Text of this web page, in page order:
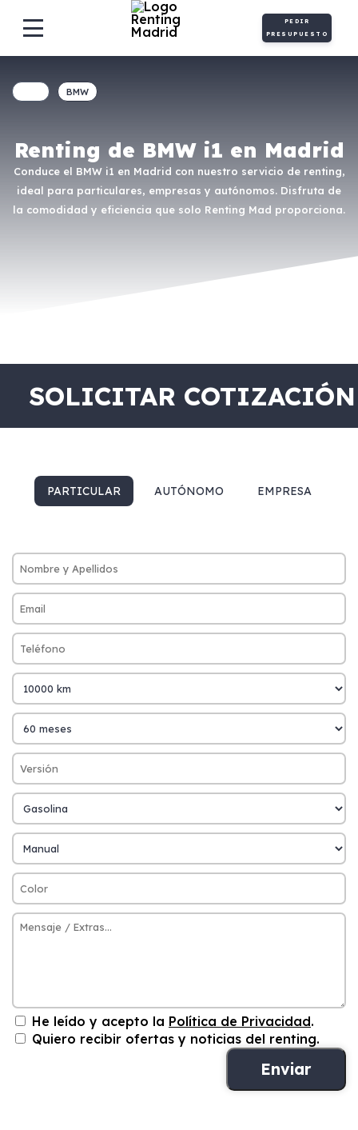
PEDIR
PRESUPUESTO
Renting de BMW i1 en Madrid
Conduce el BMW i1 en Madrid con nuestro servicio de renting,
ideal para particulares, empresas y autónomos. Disfruta de
la comodidad y eficiencia que solo Renting Mad proporciona.
BMW
SOLICITAR COTIZACIÓN
PARTICULAR AUTÓNOMO EMPRESA
He leído y acepto la Política de Privacidad.
Quiero recibir ofertas y noticias del renting.